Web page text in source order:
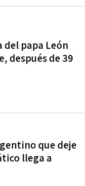
papa León
después de 39
que deje
llega a